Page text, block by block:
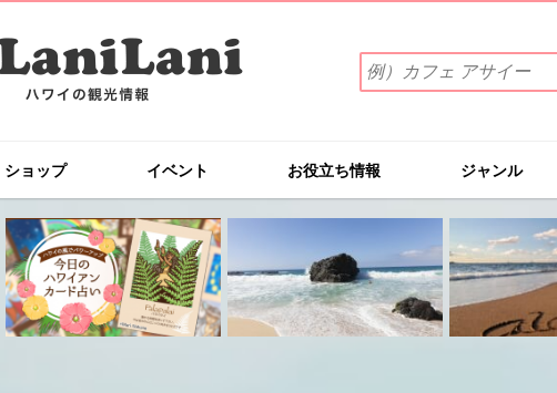
索
ワ
を
入
カ
フ
ェ
ショップ イベント お役立ち情報 ジャンル